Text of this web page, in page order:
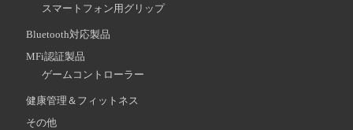
スマートフォン用グリップ
Bluetooth対応製品
MFi認証製品
ゲームコントローラー
健康管理＆フィットネス
その他